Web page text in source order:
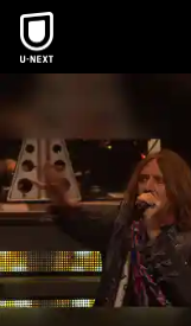
本文へスキップ